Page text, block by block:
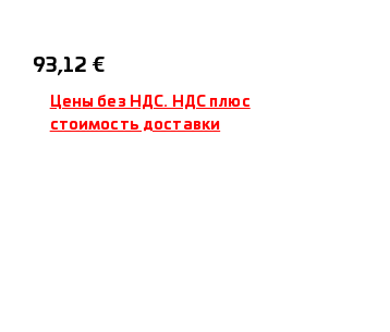
зажимными винтами на
одной подпружиненной
резьбовой поверхности,
Обычная цена:
93,12 €
Цены без НДС. НДС плюс
стоимость доставки